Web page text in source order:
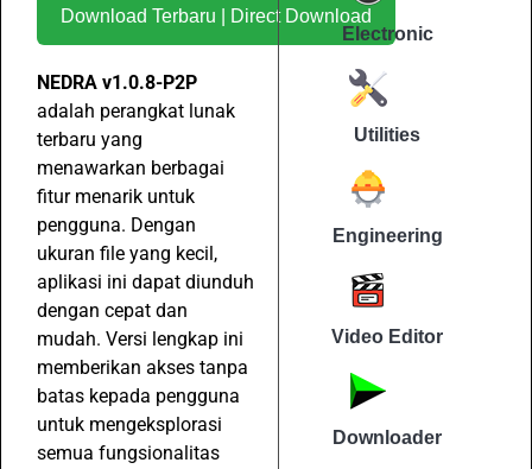
Download Terbaru | Direct Download
NEDRA v1.0.8-P2P
adalah perangkat lunak
terbaru yang
menawarkan berbagai
fitur menarik untuk
pengguna. Dengan
ukuran file yang kecil,
aplikasi ini dapat diunduh
dengan cepat dan
mudah. Versi lengkap ini
memberikan akses tanpa
batas kepada pengguna
untuk mengeksplorasi
semua fungsionalitas
Electronic
Utilities
Engineering
Video Editor
Downloader